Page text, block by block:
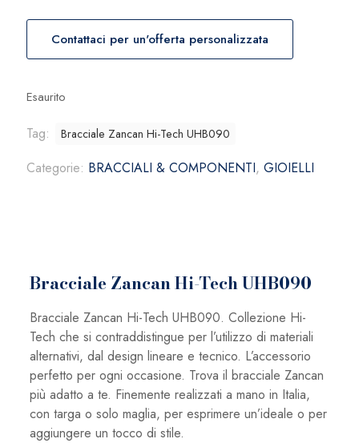
Contattaci per un'offerta personalizzata
Esaurito
Tag: Bracciale Zancan Hi-Tech UHB090
Categorie: BRACCIALI & COMPONENTI, GIOIELLI
Bracciale Zancan Hi-Tech UHB090
Bracciale Zancan Hi-Tech UHB090. Collezione Hi-
Tech che si contraddistingue per l’utilizzo di materiali
alternativi, dal design lineare e tecnico. L’accessorio
perfetto per ogni occasione. Trova il bracciale Zancan
più adatto a te. Finemente realizzati a mano in Italia,
con targa o solo maglia, per esprimere un’ideale o per
aggiungere un tocco di stile.